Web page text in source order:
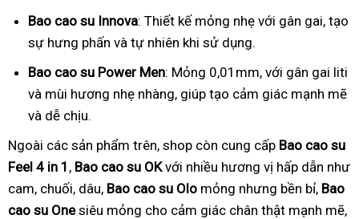
Bao cao su Innova: Thiết kế mỏng nhẹ với gân gai, tạo
sự hưng phấn và tự nhiên khi sử dụng.
Bao cao su Power Men: Mỏng 0,01mm, với gân gai liti
và mùi hương nhẹ nhàng, giúp tạo cảm giác mạnh mẽ
và dễ chịu.
Ngoài các sản phẩm trên, shop còn cung cấp Bao cao su
Feel 4 in 1 , Bao cao su OKvới nhiều hương vị hấp dẫn như
cam, chuối, dâu, Bao cao su Olo mỏng nhưng bền bỉ, Bao
cao su Onesiêu mỏng cho cảm giác chân thật mạnh mẽ,